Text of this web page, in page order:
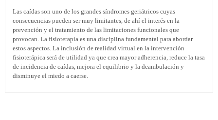
Las caídas son uno de los grandes síndromes geriátricos cuyas
consecuencias pueden ser muy limitantes, de ahí el interés en la
prevención y el tratamiento de las limitaciones funcionales que
provocan. La fisioterapia es una disciplina fundamental para abordar
estos aspectos. La inclusión de realidad virtual en la intervención
fisioterápica será de utilidad ya que crea mayor adherencia, reduce la tasa
de incidencia de caídas, mejora el equilibrio y la deambulación y
disminuye el miedo a caerse.